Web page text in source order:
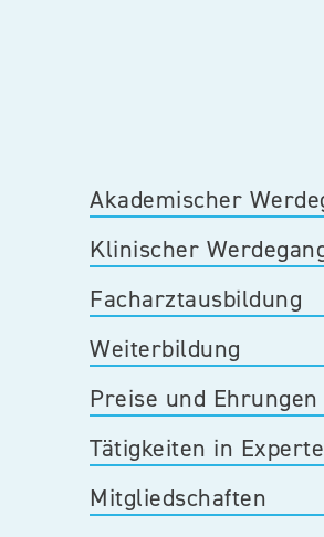
Akademischer
Klinischer
Facharztausbildung
Weiterbildung
Preise und Ehrungen
Tätigkeiten in
Mitgliedschaften